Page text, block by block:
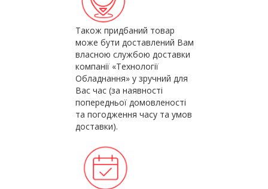
Також придбаний товар
може бути доставлений Вам
власною службою доставки
компанії «Технології
Обладнання» у зручний для
Вас час (за наявності
попередньої домовленості
та погодження часу та умов
доставки).